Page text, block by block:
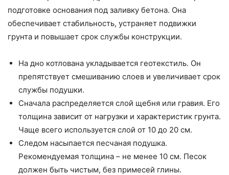
подготовке основания под заливку бетона. Она
обеспечивает стабильность, устраняет подвижки
грунта и повышает срок службы конструкции.
На дно котлована укладывается геотекстиль. Он
препятствует смешиванию слоев и увеличивает срок
службы подушки.
Сначала распределяется слой щебня или гравия. Его
толщина зависит от нагрузки и характеристик грунта.
Чаще всего используется слой от 10 до 20 см.
Следом насыпается песчаная подушка.
Рекомендуемая толщина – не менее 10 см. Песок
должен быть чистым, без примесей глины.